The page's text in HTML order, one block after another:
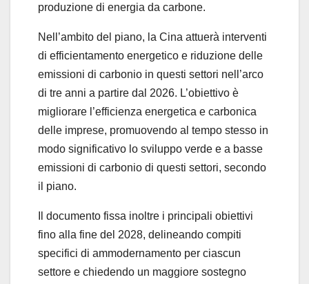
produzione di energia da carbone.
Nell’ambito del piano, la Cina attuerà interventi
di efficientamento energetico e riduzione delle
emissioni di carbonio in questi settori nell’arco
di tre anni a partire dal 2026. L’obiettivo è
migliorare l’efficienza energetica e carbonica
delle imprese, promuovendo al tempo stesso in
modo significativo lo sviluppo verde e a basse
emissioni di carbonio di questi settori, secondo
il piano.
Il documento fissa inoltre i principali obiettivi
fino alla fine del 2028, delineando compiti
specifici di ammodernamento per ciascun
settore e chiedendo un maggiore sostegno